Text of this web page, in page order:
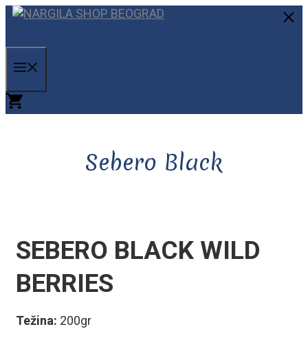
Skip
content
Sebero Black
SEBERO BLACK WILD
BERRIES
Težina: 200gr